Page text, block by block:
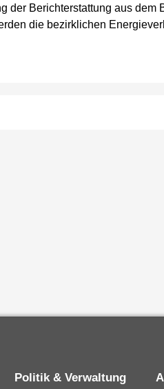
der Berichterstattung aus dem
die bezirklichen
Politik & Verwaltung